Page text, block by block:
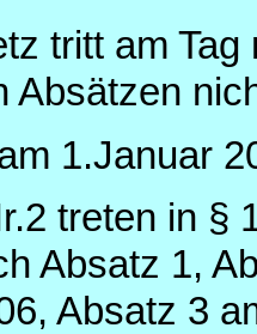
tritt am
Absätzen
1.Januar
treten in §
Absatz 1,
Absatz 3